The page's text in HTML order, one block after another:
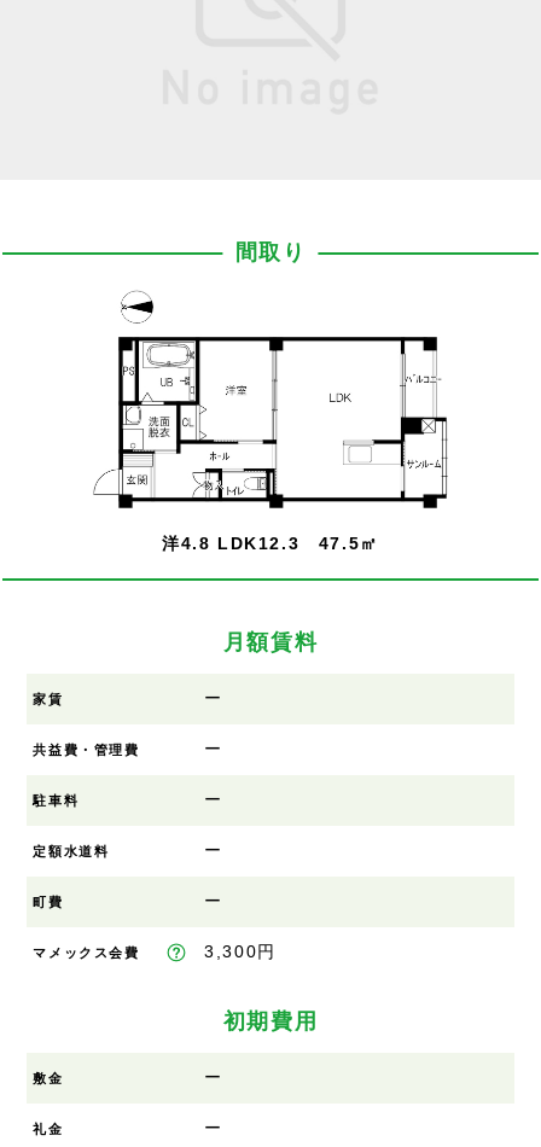
間取り
洋4.8 LDK12.3 47.5㎡
月額賃料
家賃 ー
共益費・管理費 ー
駐車料 ー
定額水道料 ー
町費 ー
マメックス会費 3,300円
初期費用
敷金 ー
礼金 ー